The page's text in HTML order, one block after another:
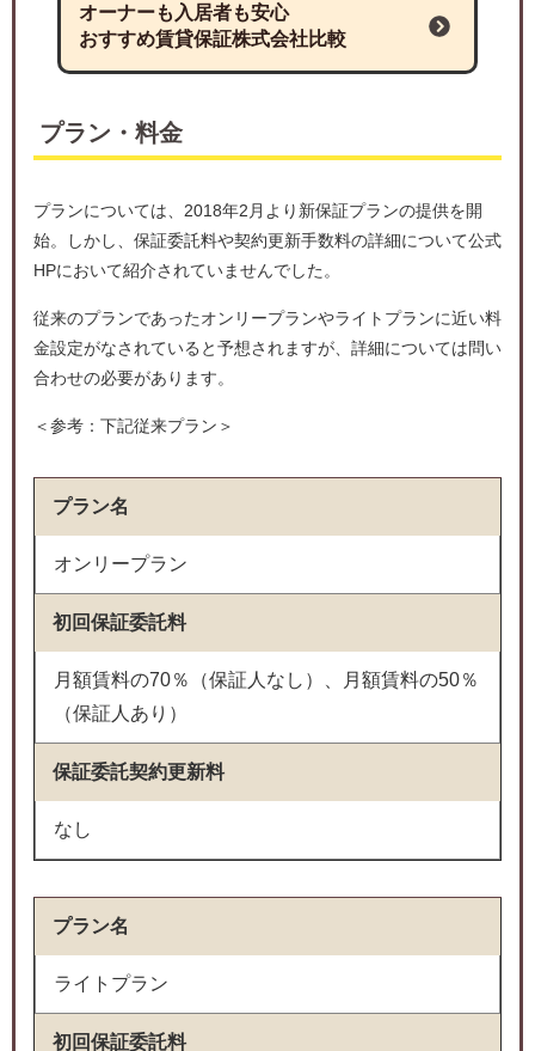
オーナーも入居者も安心
おすすめ賃貸保証株式会社比較
プラン・料金
プランについては、2018年2月より新保証プランの提供を開
始。しかし、保証委託料や契約更新手数料の詳細について公式
HPにおいて紹介されていませんでした。
従来のプランであったオンリープランやライトプランに近い料
金設定がなされていると予想されますが、詳細については問い
合わせの必要があります。
＜参考：下記従来プラン＞
プラン名
オンリープラン
初回保証委託料
月額賃料の70％（保証人なし）、月額賃料の50％
（保証人あり）
保証委託契約更新料
なし
プラン名
ライトプラン
初回保証委託料